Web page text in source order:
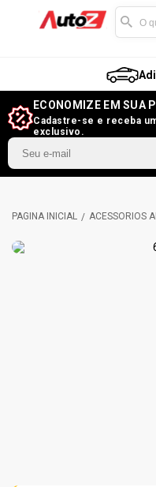
ECONOMIZE EM SUA
Cadastre-se e receba
exclusivo.
ACESSÓRIOS